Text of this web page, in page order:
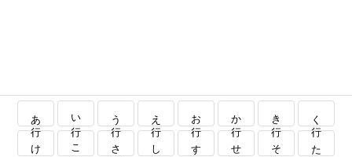
あ行 い行 う行 え行 お行 か行 き行 く行
け行 こ行 さ行 し行 す行 せ行 そ行 た行